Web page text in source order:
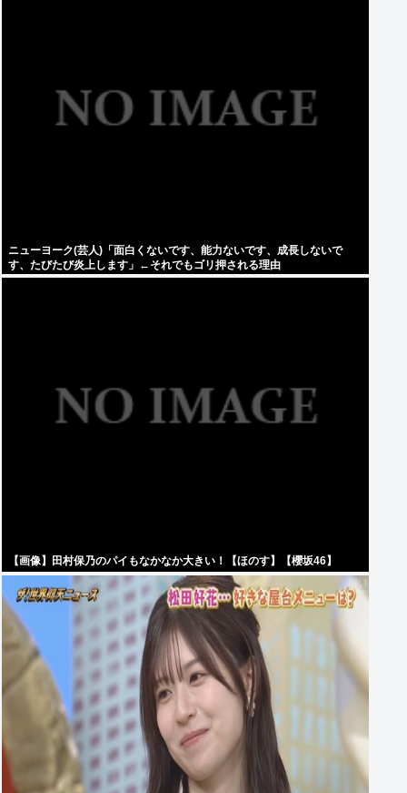
ニューヨーク(芸人)「面白くないです、能力ないです、成長しないで
す、たびたび炎上します」←それでもゴリ押される理由
【画像】田村保乃のパイもなかなか大きい！【ほのす】【櫻坂46】